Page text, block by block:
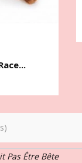
Pas Être Bête